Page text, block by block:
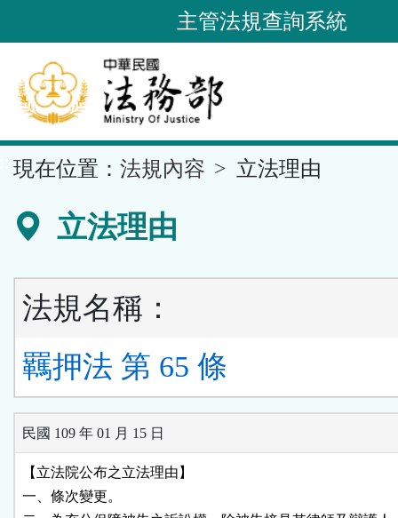
到
要
內
容
區
主管法規查詢系統
現在位置： 法規內容 立法理由
立法理由
法規名稱：
羈押法 第 65 條
民國 109 年 01 月 15 日
【立法院公布之立法理由】
一、條次變更。